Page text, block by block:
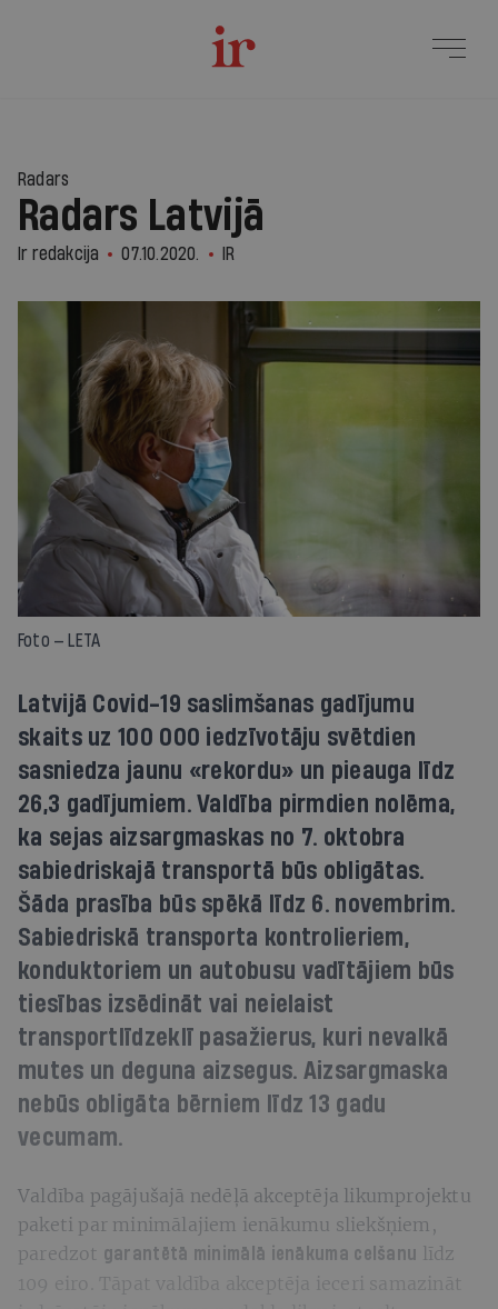
Radars
Radars Latvijā
Ir redakcija 07.10.2020. IR
Foto — LETA
Latvijā Covid-19 saslimšanas gadījumu
skaits uz 100 000 iedzīvotāju svētdien
sasniedza jaunu «rekordu» un pieauga līdz
26,3 gadījumiem. Valdība pirmdien nolēma,
ka sejas aizsargmaskas no 7. oktobra
sabiedriskajā transportā būs obligātas.
Šāda prasība būs spēkā līdz 6. novembrim.
Sabiedriskā transporta kontrolieriem,
konduktoriem un autobusu vadītājiem būs
tiesības izsēdināt vai neielaist
transportlīdzeklī pasažierus, kuri nevalkā
mutes un deguna aizsegus. Aizsargmaska
nebūs obligāta bērniem līdz 13 gadu
vecumam.
Valdība pagājušajā nedēļā akceptēja likumprojektu
paketi par minimālajiem ienākumu sliekšņiem,
paredzot garantētā minimālā ienākuma celšanu līdz
109 eiro. Tāpat valdība akceptēja ieceri samazināt